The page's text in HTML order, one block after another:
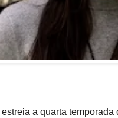
estreia a quarta temporada